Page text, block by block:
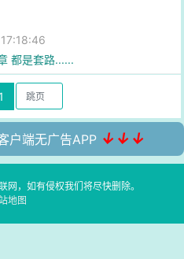
都是套路......
户端无广告APP ↓↓↓
网，如有侵权我们将尽快删除。
地图